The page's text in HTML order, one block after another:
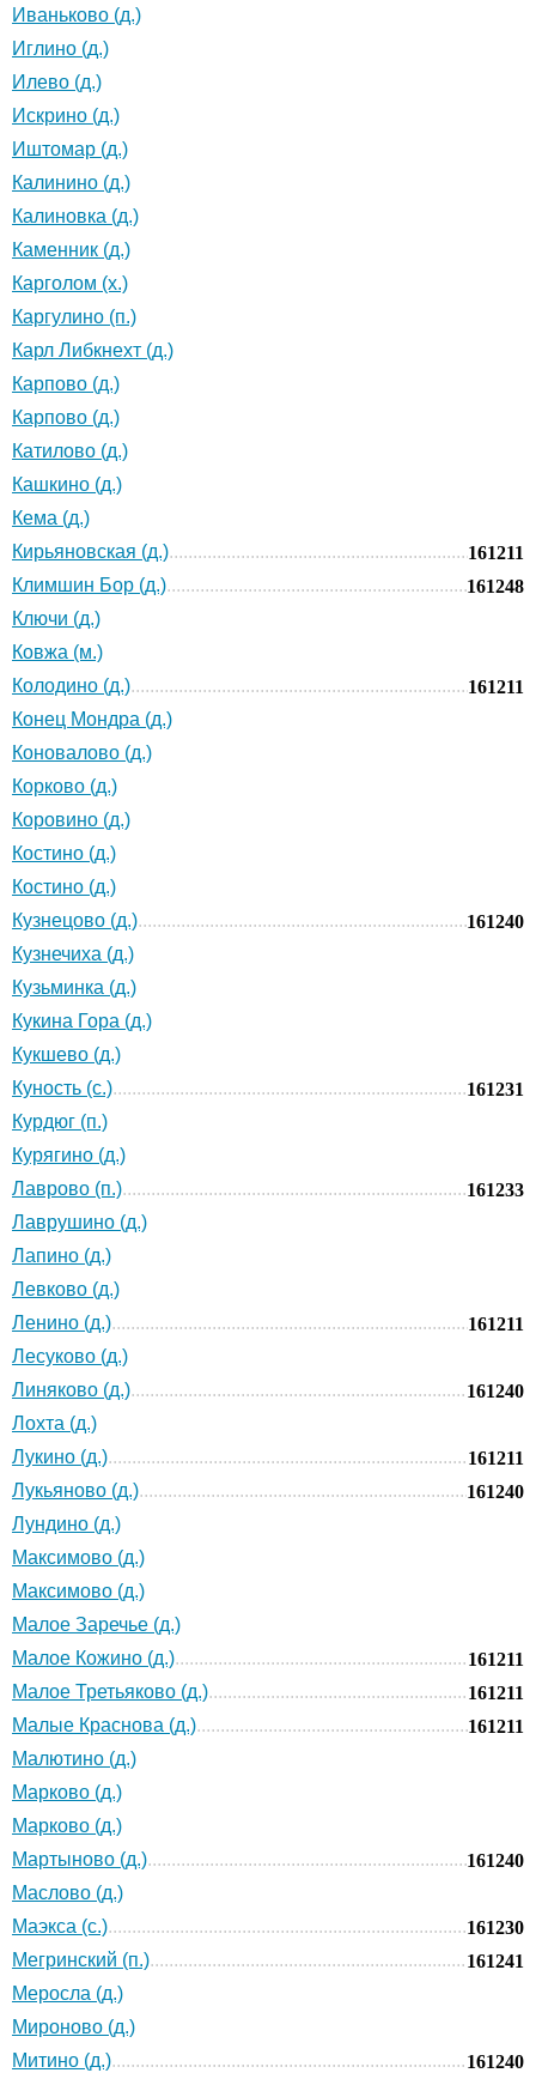
Иваньково (д.)
Иглино (д.)
Илево (д.)
Искрино (д.)
Иштомар (д.)
Калинино (д.)
Калиновка (д.)
Каменник (д.)
Карголом (х.)
Каргулино (п.)
Карл Либкнехт (д.)
Карпово (д.)
Карпово (д.)
Катилово (д.)
Кашкино (д.)
Кема (д.)
Кирьяновская (д.)
161211
Климшин Бор (д.)
161248
Ключи (д.)
Ковжа (м.)
Колодино (д.)
161211
Конец Мондра (д.)
Коновалово (д.)
Корково (д.)
Коровино (д.)
Костино (д.)
Костино (д.)
Кузнецово (д.)
161240
Кузнечиха (д.)
Кузьминка (д.)
Кукина Гора (д.)
Кукшево (д.)
Куность (с.)
161231
Курдюг (п.)
Курягино (д.)
Лаврово (п.)
161233
Лаврушино (д.)
Лапино (д.)
Левково (д.)
Ленино (д.)
161211
Лесуково (д.)
Линяково (д.)
161240
Лохта (д.)
Лукино (д.)
161211
Лукьяново (д.)
161240
Лундино (д.)
Максимово (д.)
Максимово (д.)
Малое Заречье (д.)
Малое Кожино (д.)
161211
Малое Третьяково (д.)
161211
Малые Краснова (д.)
161211
Малютино (д.)
Марково (д.)
Марково (д.)
Мартыново (д.)
161240
Маслово (д.)
Маэкса (с.)
161230
Мегринский (п.)
161241
Меросла (д.)
Мироново (д.)
Митино (д.)
161240